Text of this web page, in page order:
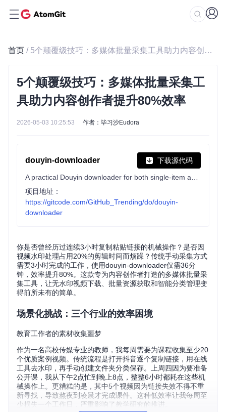
首页 / 5个颠覆级技巧：多媒体批量采集工具助力内容创作者提升80%效率
5个颠覆级技巧：多媒体批量采集工
具助力内容创作者提升80%效率
2026-05-03 10:25:53 作者：毕习沙Eudora
douyin-downloader 下载源代码
项目地址：
https://gitcode.com/GitHub_Trending/do/douyin-
downloader
你是否曾经历过连续3小时复制粘贴链接的机械操作？是否因
视频水印处理占用20%的剪辑时间而烦躁？传统手动采集方式
需要3小时完成的工作，使用douyin-downloader仅需36分
钟，效率提升80%。这款专为内容创作者打造的多媒体批量采
集工具，让无水印视频下载、批量资源获取和智能分类管理变
得前所未有的简单。
场景化挑战：三个行业的效率困境
教育工作者的素材收集噩梦
作为一名高校传媒专业的教师，我每周需要为课程收集至少20
个优质案例视频。传统流程是打开抖音逐个复制链接，用在线
工具去水印，再手动创建文件夹分类保存。上周四因为要准备
公开课，我从下午2点忙到晚上8点，整整6小时都耗在这些机
械操作上。更糟糕的是，其中5个视频因为链接失效不得不重
新寻找，导致熬夜到凌晨才完成课件。这种低效率让我每周至
少损失一个工作日，严重影响了教学研究的推进。